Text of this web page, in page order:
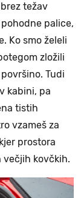
težav
palice,
Ko smo želeli
zložili
Tudi
kabini, pa
tistih
vzameš za
prostora
večjih kovčkih.